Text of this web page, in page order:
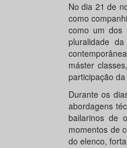
No dia 21 de
como
como um dos
pluralidade
máster
participação
Durante os
abordagens
bailarinos de
momentos de
do elenco,